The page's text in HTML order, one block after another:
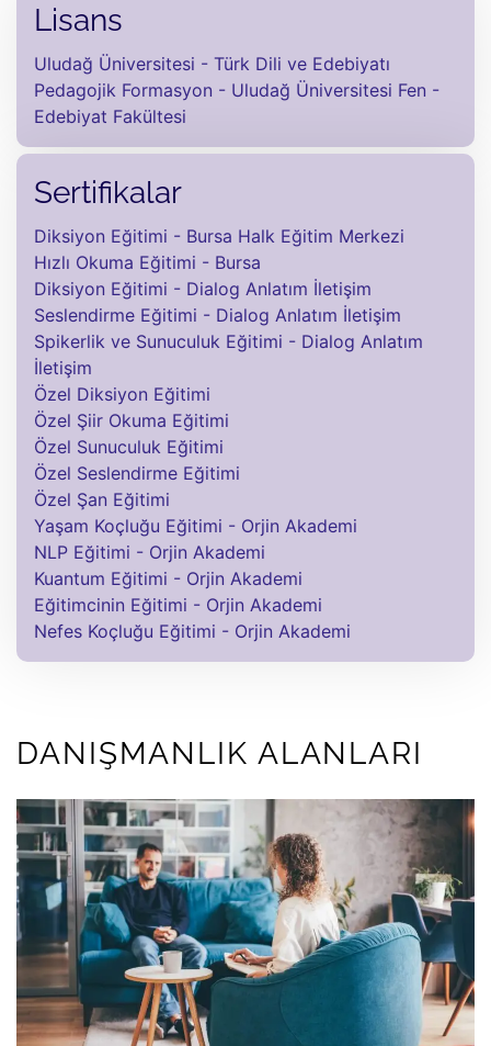
Lisans
Uludağ Üniversitesi - Türk Dili ve Edebiyatı
Pedagojik Formasyon - Uludağ Üniversitesi Fen -
Edebiyat Fakültesi
Sertifikalar
Diksiyon Eğitimi - Bursa Halk Eğitim Merkezi
Hızlı Okuma Eğitimi - Bursa
Diksiyon Eğitimi - Dialog Anlatım İletişim
Seslendirme Eğitimi - Dialog Anlatım İletişim
Spikerlik ve Sunuculuk Eğitimi - Dialog Anlatım
İletişim
Özel Diksiyon Eğitimi
Özel Şiir Okuma Eğitimi
Özel Sunuculuk Eğitimi
Özel Seslendirme Eğitimi
Özel Şan Eğitimi
Yaşam Koçluğu Eğitimi - Orjin Akademi
NLP Eğitimi - Orjin Akademi
Kuantum Eğitimi - Orjin Akademi
Eğitimcinin Eğitimi - Orjin Akademi
Nefes Koçluğu Eğitimi - Orjin Akademi
DANIŞMANLIK ALANLARI